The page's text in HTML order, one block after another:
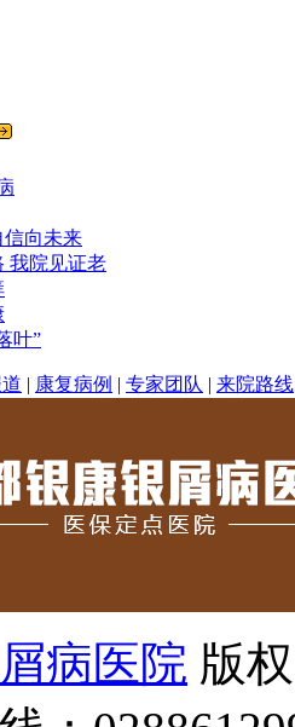
信向未来
我院见证老
叶”
| 康复病例 | 专家团队 | 来院路线
病医院 版